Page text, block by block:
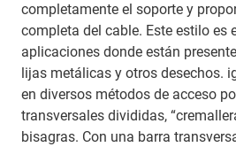
completamente el soporte y
completa del cable. Este estilo es
aplicaciones donde están
lijas metálicas y otros desechos.
en diversos métodos de acceso
transversales divididas,
bisagras. Con una barra